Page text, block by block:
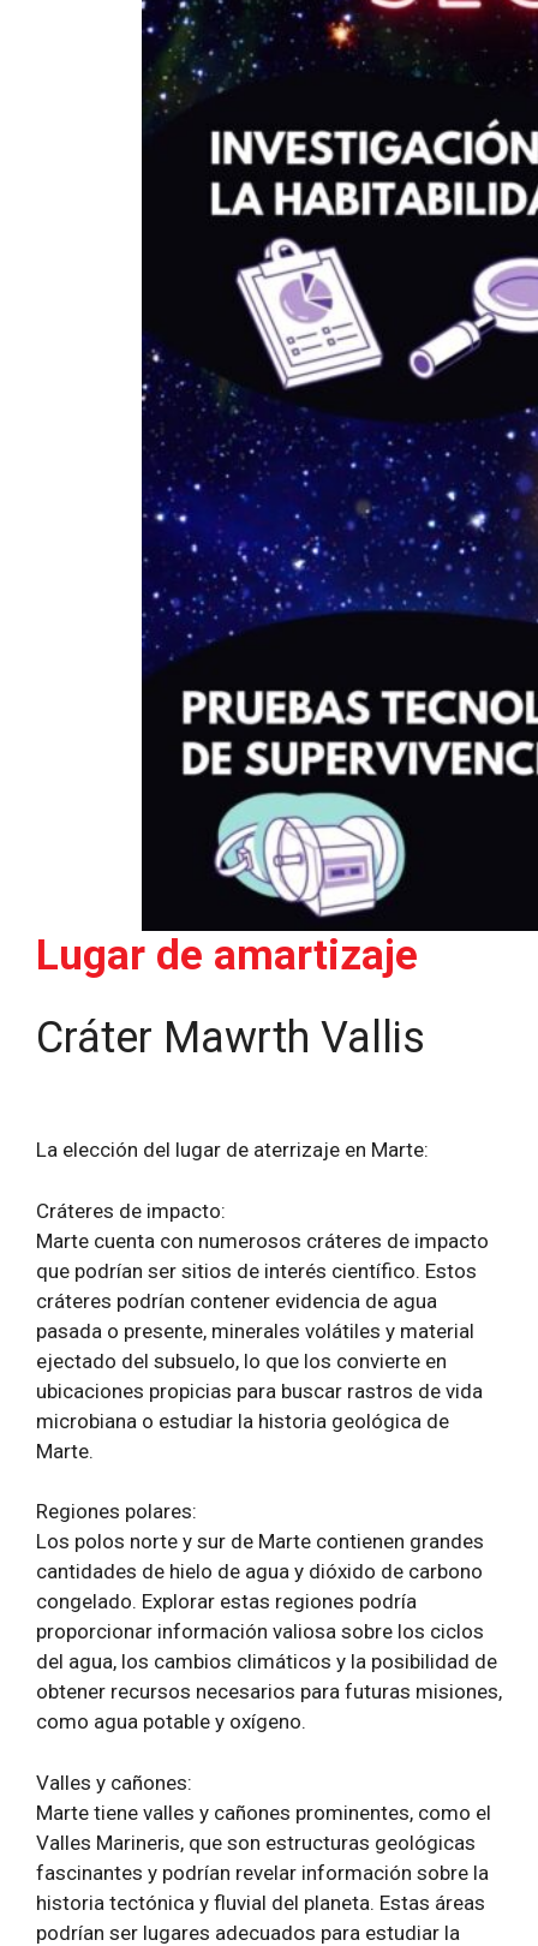
Lugar de amartizaje
Cráter Mawrth Vallis
La elección del lugar de aterrizaje en Marte:
Cráteres de impacto:
Marte cuenta con numerosos cráteres de impacto
que podrían ser sitios de interés científico. Estos
cráteres podrían contener evidencia de agua
pasada o presente, minerales volátiles y material
ejectado del subsuelo, lo que los convierte en
ubicaciones propicias para buscar rastros de vida
microbiana o estudiar la historia geológica de
Marte.
Regiones polares:
Los polos norte y sur de Marte contienen grandes
cantidades de hielo de agua y dióxido de carbono
congelado. Explorar estas regiones podría
proporcionar información valiosa sobre los ciclos
del agua, los cambios climáticos y la posibilidad de
obtener recursos necesarios para futuras misiones,
como agua potable y oxígeno.
Valles y cañones:
Marte tiene valles y cañones prominentes, como el
Valles Marineris, que son estructuras geológicas
fascinantes y podrían revelar información sobre la
historia tectónica y fluvial del planeta. Estas áreas
podrían ser lugares adecuados para estudiar la